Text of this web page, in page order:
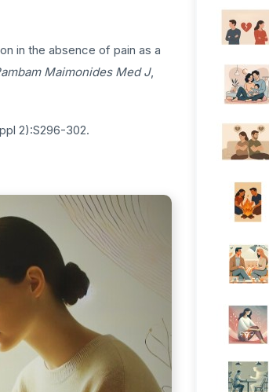
in the absence of pain as a
Maimonides Med J,
2):S296-302.